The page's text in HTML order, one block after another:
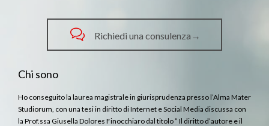
 Richiedi una consulenza→
Chi sono
Ho conseguito la laurea magistrale in giurisprudenza presso l’Alma Mater
Studiorum, con una tesi in diritto di Internet e Social Media discussa con
la Prof.ssa Giusella Dolores Finocchiaro dal titolo ” Il diritto d’autore e il